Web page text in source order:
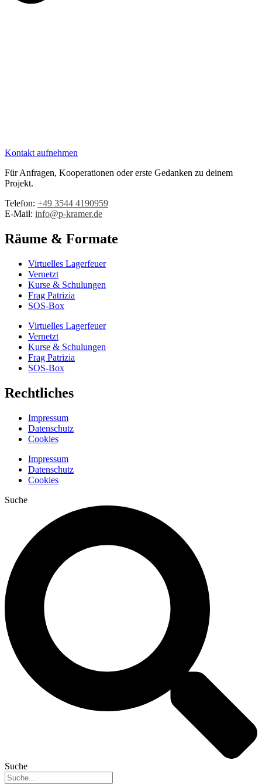
Kontakt aufnehmen
Für Anfragen, Kooperationen oder erste Gedanken zu deinem
Projekt.
Telefon: +49 3544 4190959‬
E-Mail: info@p-kramer.de
Räume & Formate
Virtuelles Lagerfeuer
Vernetzt
Kurse & Schulungen
Frag Patrizia
SOS-Box
Virtuelles Lagerfeuer
Vernetzt
Kurse & Schulungen
Frag Patrizia
SOS-Box
Rechtliches
Impressum
Datenschutz
Cookies
Impressum
Datenschutz
Cookies
Suche
Suche